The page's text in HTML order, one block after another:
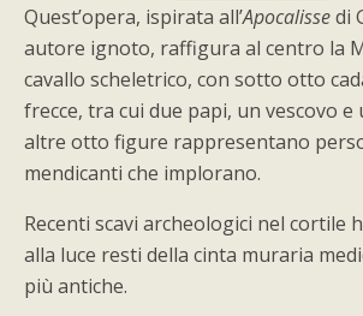
Quest’opera, ispirata all’Apocalissedi
autore ignoto, raffigura al centro la
cavallo scheletrico, con sotto otto
frecce, tra cui due papi, un vescovo e
altre otto figure rappresentano
mendicanti che implorano.
Recenti scavi archeologici nel cortile
alla luce resti della cinta muraria
più antiche.